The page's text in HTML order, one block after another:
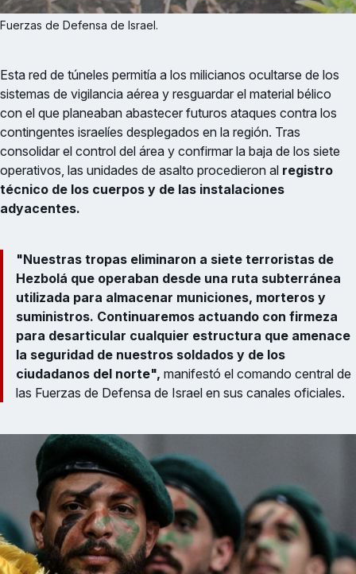
Fuerzas de Defensa de Israel.
Esta red de túneles permitía a los milicianos ocultarse de los
sistemas de vigilancia aérea y resguardar el material bélico
con el que planeaban abastecer futuros ataques contra los
contingentes israelíes desplegados en la región. Tras
consolidar el control del área y confirmar la baja de los siete
operativos, las unidades de asalto procedieron al registro
técnico de los cuerpos y de las instalaciones
adyacentes.
"Nuestras tropas eliminaron a siete terroristas de
Hezbolá que operaban desde una ruta subterránea
utilizada para almacenar municiones, morteros y
suministros. Continuaremos actuando con firmeza
para desarticular cualquier estructura que amenace
la seguridad de nuestros soldados y de los
ciudadanos del norte", manifestó el comando central de
las Fuerzas de Defensa de Israel en sus canales oficiales.